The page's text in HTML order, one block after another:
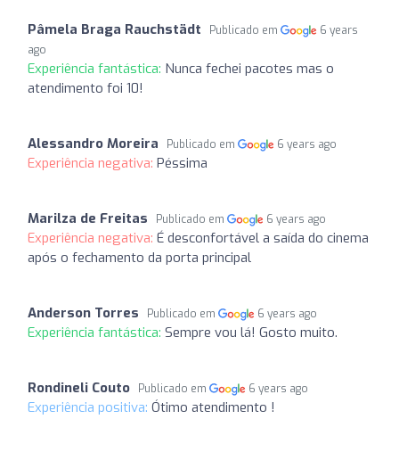
Pâmela Braga Rauchstädt Publicado em
6 years
ago
Experiência fantástica: Nunca fechei pacotes mas o
atendimento foi 10!
Alessandro Moreira Publicado em 6 years ago
Experiência negativa: Péssima
Marilza de Freitas Publicado em 6 years ago
Experiência negativa: É desconfortável a saída do cinema
após o fechamento da porta principal
Anderson Torres Publicado em 6 years ago
Experiência fantástica: Sempre vou lá! Gosto muito.
Rondineli Couto Publicado em 6 years ago
Experiência positiva: Ótimo atendimento !